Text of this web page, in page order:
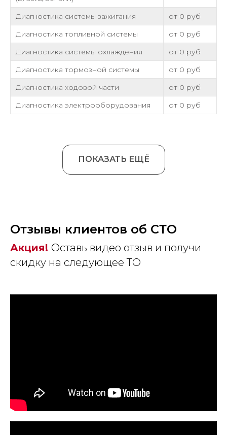
Диагностика системы зажигания
от 0 руб
Диагностика топливной системы
от 0 руб
Диагностика системы охлаждения
от 0 руб
Диагностика тормозной системы
от 0 руб
Диагностика ходовой части
от 0 руб
Диагностика электрооборудования
от 0 руб
ПОКАЗАТЬ ЕЩЁ
Отзывы клиентов об СТО
Акция! Оставь видео отзыв и получи
скидку на следующее ТО